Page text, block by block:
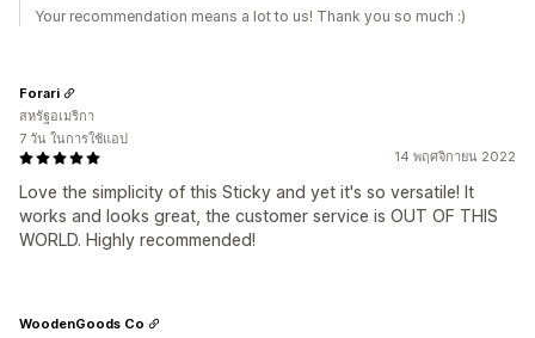
Your recommendation means a lot to us! Thank you so much :)
14 พฤศจิกายน 2022
Love the simplicity of this Sticky and yet it's so versatile! It
works and looks great, the customer service is OUT OF THIS
WORLD. Highly recommended!
Forari
สหรัฐอเมริกา
7 วัน ในการใช้แอป
WoodenGoods Co